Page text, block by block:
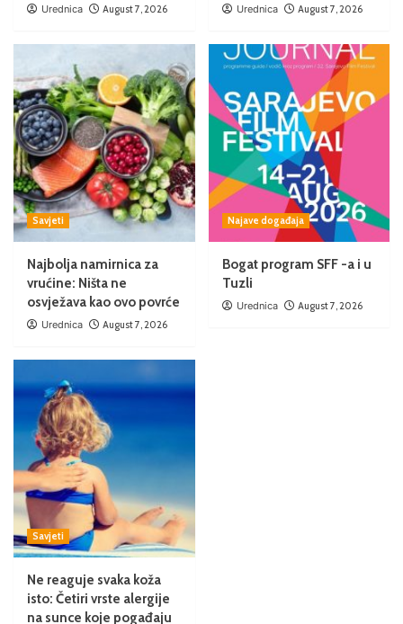
Urednica August 7, 2026 Urednica August 7, 2026
Savjeti
Najbolja namirnica za
vrućine: Ništa ne
osvježava kao ovo povrće
Urednica August 7, 2026
Najave događaja
Bogat program SFF -a i u
Tuzli
Urednica August 7, 2026
Savjeti
Ne reaguje svaka koža
isto: Četiri vrste alergije
na sunce koje pogađaju